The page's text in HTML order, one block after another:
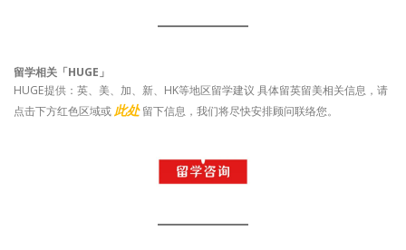
留学相关「HUGE」
HUGE提供：英、美、加、新、HK等地区留学建议 具体留英留美相关信息，请
点击下方红色区域或此处 留下信息，我们将尽快安排顾问联络您。